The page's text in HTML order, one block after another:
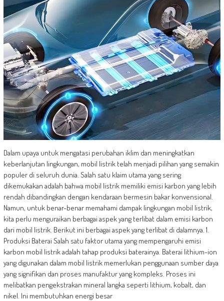
Dalam upaya untuk mengatasi perubahan iklim dan meningkatkan
keberlanjutan lingkungan, mobil listrik telah menjadi pilihan yang semakin
populer di seluruh dunia. Salah satu klaim utama yang sering
dikemukakan adalah bahwa mobil listrik memiliki emisi karbon yang lebih
rendah dibandingkan dengan kendaraan bermesin bakar konvensional.
Namun, untuk benar-benar memahami dampak lingkungan mobil listrik,
kita perlu menguraikan berbagai aspek yang terlibat dalam emisi karbon
dari mobil listrik. Berikut ini berbagai aspek yang terlibat di dalamnya. 1.
Produksi Baterai Salah satu faktor utama yang mempengaruhi emisi
karbon mobil listrik adalah tahap produksi baterainya. Baterai lithium-ion
yang digunakan dalam mobil listrik memerlukan penggunaan sumber daya
yang signifikan dan proses manufaktur yang kompleks. Proses ini
melibatkan pengekstrakan mineral langka seperti lithium, kobalt, dan
nikel. Ini membutuhkan energi besar